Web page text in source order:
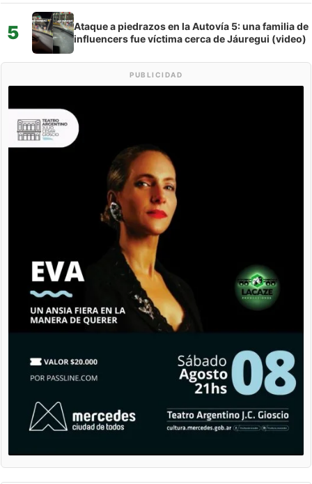
5
Ataque a piedrazos en la Autovía 5: una familia de
influencers fue víctima cerca de Jáuregui (video)
PUBLICIDAD